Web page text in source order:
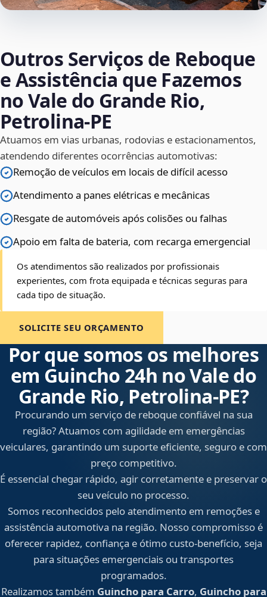
Outros Serviços de Reboque
e Assistência que Fazemos
no Vale do Grande Rio,
Petrolina‑PE
Atuamos em vias urbanas, rodovias e estacionamentos,
atendendo diferentes ocorrências automotivas:
Remoção de veículos em locais de difícil acesso
Atendimento a panes elétricas e mecânicas
Resgate de automóveis após colisões ou falhas
Apoio em falta de bateria, com recarga emergencial
Os atendimentos são realizados por profissionais
experientes, com frota equipada e técnicas seguras para
cada tipo de situação.
SOLICITE SEU ORÇAMENTO
Por que somos os melhores
em Guincho 24h no Vale do
Grande Rio, Petrolina‑PE?
Procurando um serviço de reboque confiável na sua
região? Atuamos com agilidade em emergências
veiculares, garantindo um suporte eficiente, seguro e com
preço competitivo.
É essencial chegar rápido, agir corretamente e preservar o
seu veículo no processo.
Somos reconhecidos pelo atendimento em remoções e
assistência automotiva na região. Nosso compromisso é
oferecer rapidez, confiança e ótimo custo-benefício, seja
para situações emergenciais ou transportes
programados.
Realizamos também Guincho para Carro, Guincho para